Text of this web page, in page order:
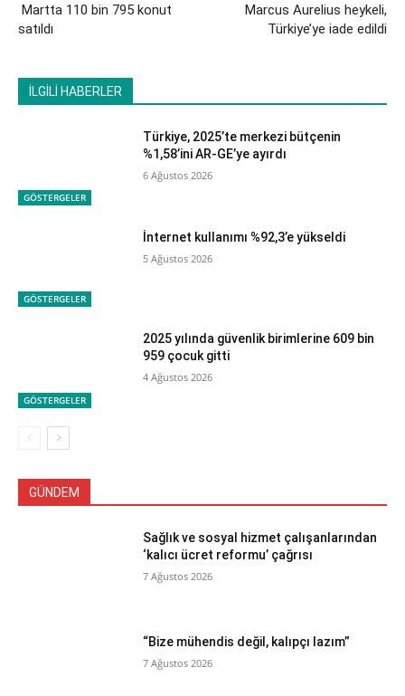
Martta 110 bin 795 konut
satıldı
Marcus Aurelius heykeli,
Türkiye’ye iade edildi
İLGİLİ HABERLER
GÖSTERGELER
Türkiye, 2025’te merkezi bütçenin
%1,58’ini AR-GE’ye ayırdı
6 Ağustos 2026
GÖSTERGELER
İnternet kullanımı %92,3’e yükseldi
5 Ağustos 2026
GÖSTERGELER
2025 yılında güvenlik birimlerine 609 bin
959 çocuk gitti
4 Ağustos 2026
GÜNDEM
Sağlık ve sosyal hizmet çalışanlarından
‘kalıcı ücret reformu’ çağrısı
7 Ağustos 2026
“Bize mühendis değil, kalıpçı lazım”
7 Ağustos 2026